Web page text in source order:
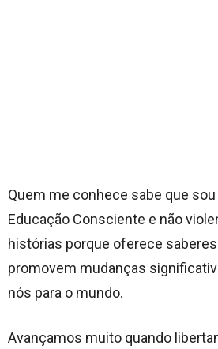
Quem me conhece sabe que
Educação Consciente e não
histórias porque oferece
promovem mudanças
nós para o mundo.
Avançamos muito quando